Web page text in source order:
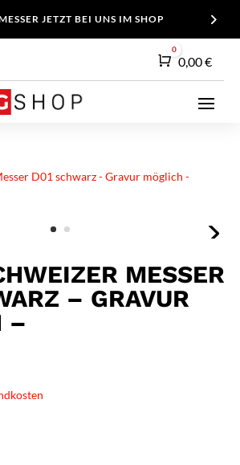
JETZT BEI UNS IM SHOP
Warenkorb
0
0,00€
MESSER
– GRAVUR
–